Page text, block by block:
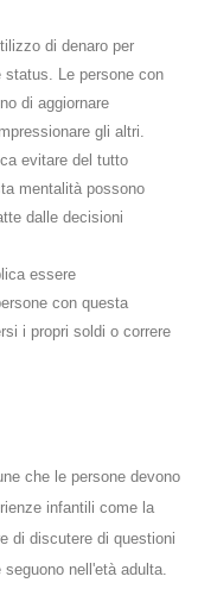
di denaro per
status. Le persone con
di aggiornare
gli altri.
evitare del tutto
mentalità possono
dalle decisioni
essere
con questa
i propri soldi o correre
che le persone devono
infantili come la
di discutere di questioni
nell'età adulta.